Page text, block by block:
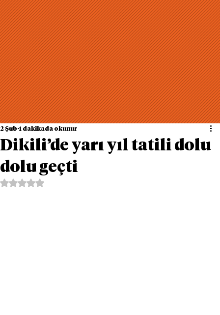
Dikili’de yarı yıl tatili dolu
dolu geçti
2 Şub 1 dakikada okunur
5 üzerinden NaN yıldız